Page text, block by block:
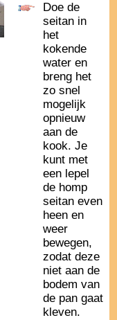
Doe de
seitan in
het
kokende
water en
breng het
zo snel
mogelijk
opnieuw
aan de
kook. Je
kunt met
een lepel
de homp
seitan even
heen en
weer
bewegen,
zodat deze
niet aan de
bodem van
de pan gaat
kleven.